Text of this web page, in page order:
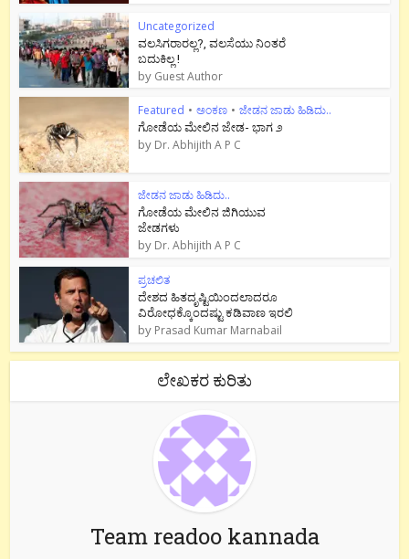
Uncategorized
ವಲಸಿಗರಾರಲ್ಲ?, ವಲಸೆಯು ನಿಂತರೆ
ಬದುಕಿಲ್ಲ !
by Guest Author
Featured • ಅಂಕಣ • ಜೇಡನ ಜಾಡು ಹಿಡಿದು..
ಗೋಡೆಯ ಮೇಲಿನ ಜೇಡ- ಭಾಗ ೨
by Dr. Abhijith A P C
ಜೇಡನ ಜಾಡು ಹಿಡಿದು..
ಗೋಡೆಯ ಮೇಲಿನ ಜಿಗಿಯುವ
ಜೇಡಗಳು
by Dr. Abhijith A P C
ಪ್ರಚಲಿತ
ದೇಶದ ಹಿತದೃಷ್ಟಿಯಿಂದಲಾದರೂ
ವಿರೋಧಕ್ಕೊಂದಷ್ಟು ಕಡಿವಾಣ ಇರಲಿ
by Prasad Kumar Marnabail
ಲೇಖಕರ ಕುರಿತು
Team readoo kannada